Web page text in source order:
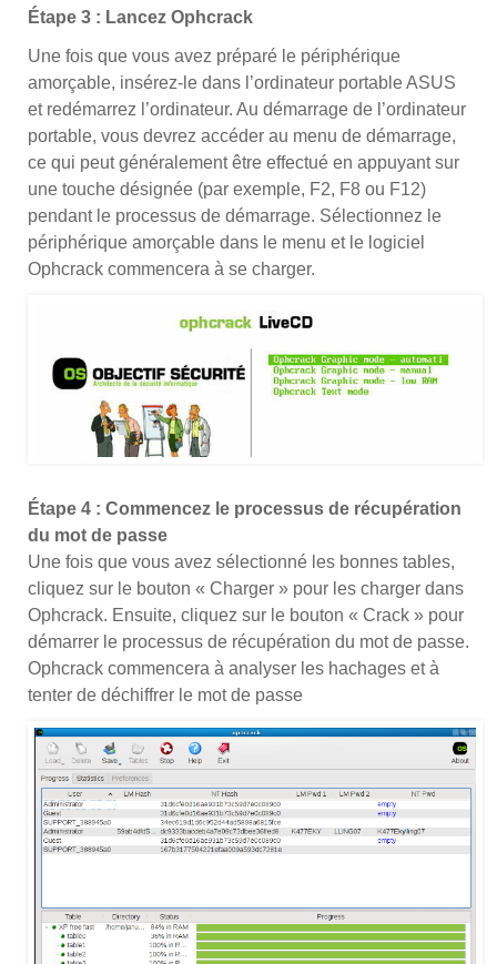
Étape 3 : Lancez Ophcrack
Une fois que vous avez préparé le périphérique
amorçable, insérez-le dans l’ordinateur portable ASUS
et redémarrez l’ordinateur. Au démarrage de l’ordinateur
portable, vous devrez accéder au menu de démarrage,
ce qui peut généralement être effectué en appuyant sur
une touche désignée (par exemple, F2, F8 ou F12)
pendant le processus de démarrage. Sélectionnez le
périphérique amorçable dans le menu et le logiciel
Ophcrack commencera à se charger.
Étape 4 : Commencez le processus de récupération
du mot de passe
Une fois que vous avez sélectionné les bonnes tables,
cliquez sur le bouton « Charger » pour les charger dans
Ophcrack. Ensuite, cliquez sur le bouton « Crack » pour
démarrer le processus de récupération du mot de passe.
Ophcrack commencera à analyser les hachages et à
tenter de déchiffrer le mot de passe